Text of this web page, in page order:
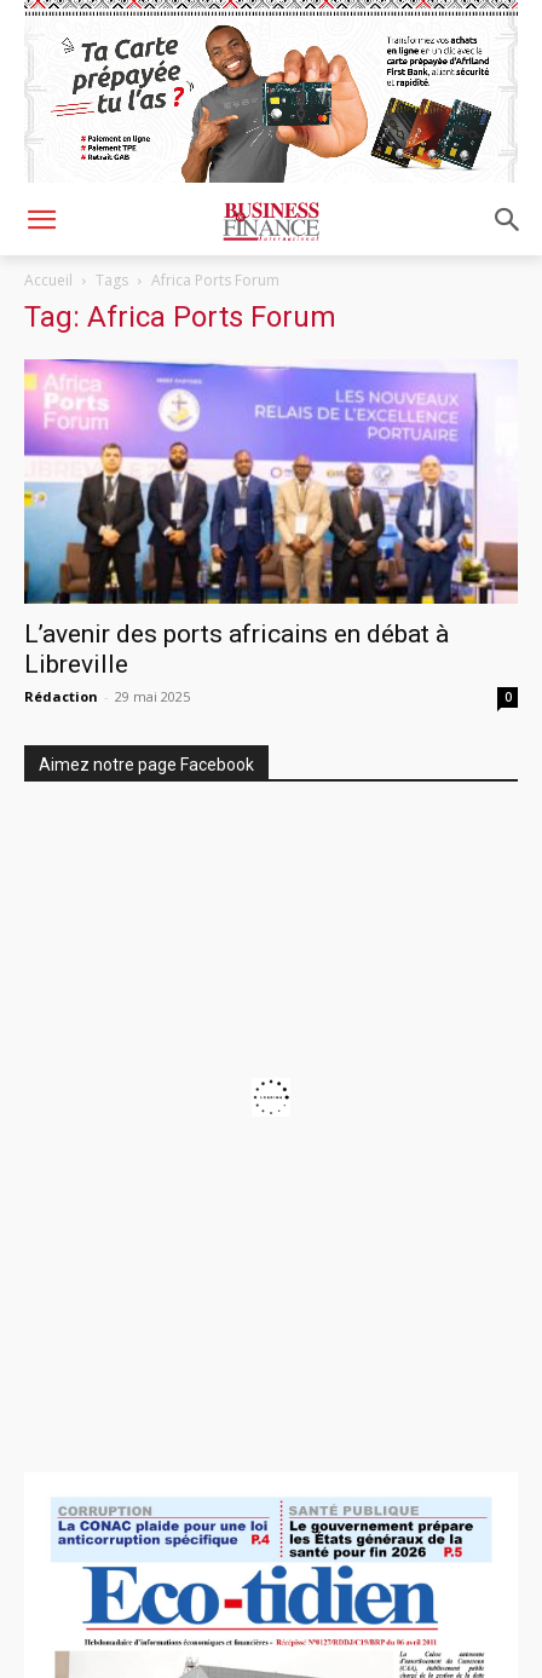
Accueil Tags Africa Ports Forum
Tag: Africa Ports Forum
L’avenir des ports africains en débat à
Libreville
Rédaction - 29 mai 2025 0
Aimez notre page Facebook